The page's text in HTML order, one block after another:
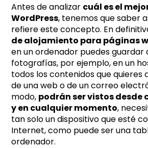
Antes de analizar cuál es el
WordPress, tenemos que saber
refiere este concepto. En
de alojamiento para páginas
en un ordenador puedes guardar
fotografías, por ejemplo, en un
todos los contenidos que
de una web o de un correo
modo, podrán ser vistos desde
y en cualquier momento,
tan solo un dispositivo que esté
Internet, como puede ser una
ordenador.